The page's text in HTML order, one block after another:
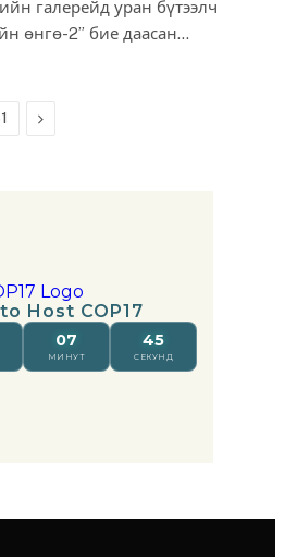
галерейд уран бүтээлч
өнгө-2” бие даасан
Next